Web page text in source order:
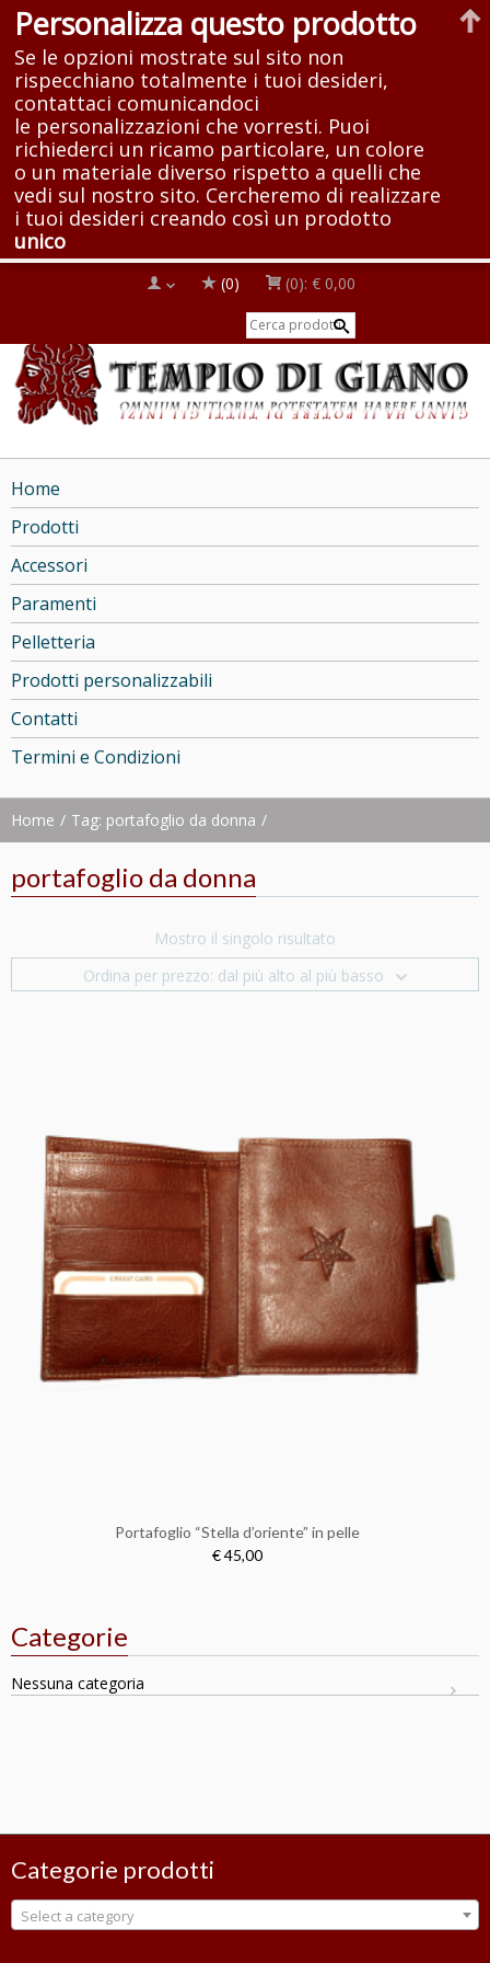
Registrati
Registra la tua email per
essere sempre informato
(0) (0): € 0,00
Home
Prodotti
Accessori
Paramenti
Pelletteria
Prodotti personalizzabili
Contatti
Termini e Condizioni
Home Tag: portafoglio da donna
portafoglio da donna
Mostro il singolo risultato
Ordina per prezzo: dal più alto al più basso
Portafoglio “Stella d’oriente” in pelle
€ 45,00
Categorie
Nessuna categoria
Categorie prodotti
Select a category
Personalizza questo prodotto
Se le opzioni mostrate sul sito non
rispecchiano totalmente i tuoi desideri,
contattaci comunicandoci
le personalizzazioni che vorresti. Puoi
richiederci un ricamo particolare, un colore
o un materiale diverso rispetto a quelli che
vedi sul nostro sito. Cercheremo di realizzare
i tuoi desideri creando così un prodotto
unico